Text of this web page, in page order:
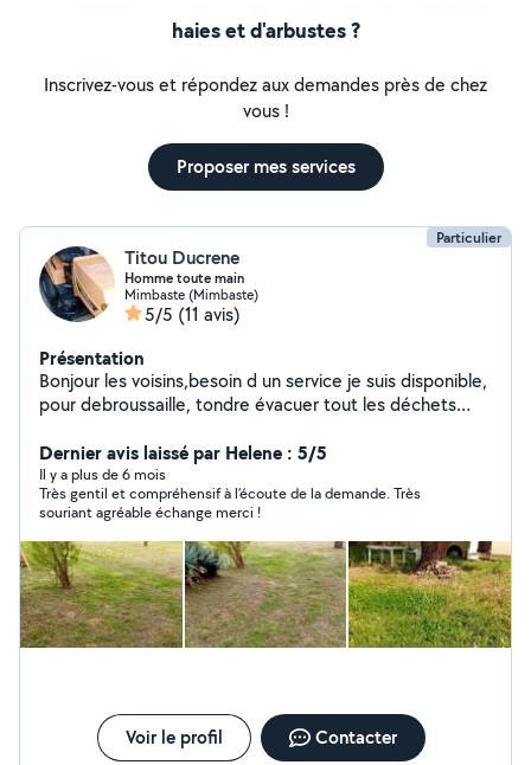
haies et d'arbustes ?
Inscrivez-vous et répondez aux demandes près de chez
vous !
Proposer mes services
Particulier
Titou Ducrene
Homme toute main
Mimbaste (Mimbaste)
5/5 (11 avis)
Présentation
Bonjour les voisins,besoin d un service je suis disponible,
pour debroussaille, tondre évacuer tout les déchets
Dernier avis laissé par Helene : 5/5
Il y a plus de 6 mois
Très gentil et compréhensif à l’écoute de la demande. Très
souriant agréable échange merci !
Voir le profil Contacter